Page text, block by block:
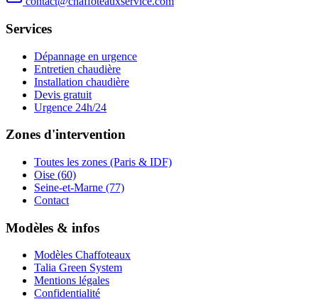
Services
Dépannage en urgence
Entretien chaudière
Installation chaudière
Devis gratuit
Urgence 24h/24
Zones d'intervention
Toutes les zones (Paris & IDF)
Oise (60)
Seine-et-Marne (77)
Contact
Modèles & infos
Modèles Chaffoteaux
Talia Green System
Mentions légales
Confidentialité